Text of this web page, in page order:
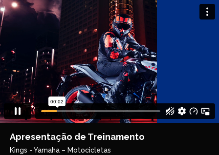
Apresentação de Treinamento
Kings - Yamaha – Motocicletas